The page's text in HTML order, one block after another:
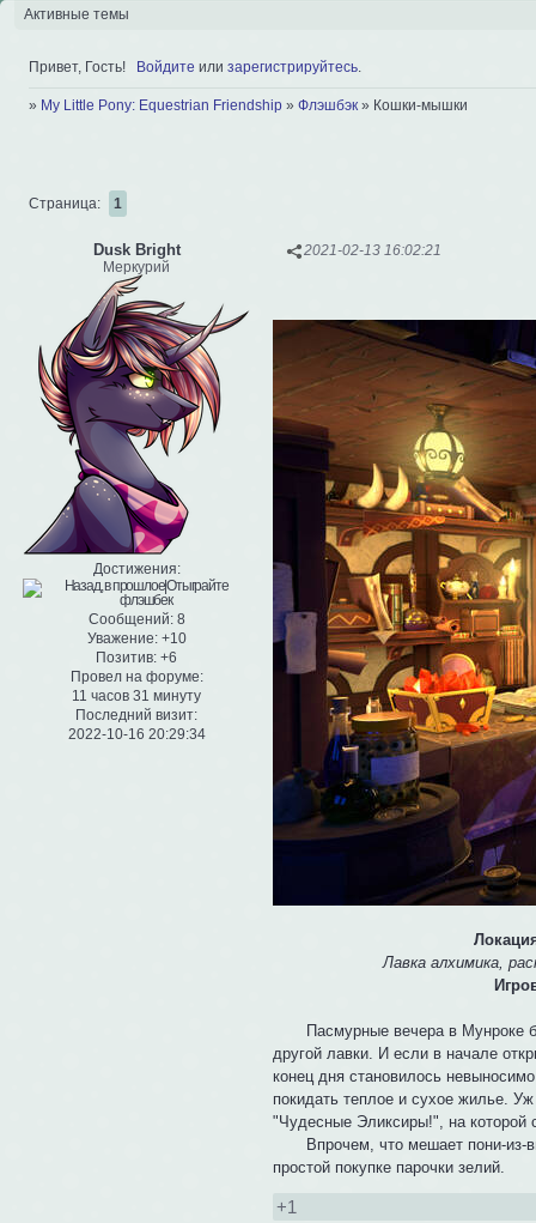
Активные темы
Привет, Гость! Войдите или зарегистрируйтесь
» My Little Pony: Equestrian Friendship » Флэшбэк » Кошки-мышки
Страница: 1
2021-02-13 16:02:21
Dusk Bright
Меркурий
Достижения:
Сообщений:8
Уважение: +10
Позитив: +6
Провел на форуме:
11 часов 31 минуту
Последний визит:
2022-10-16 20:29:34
Лавка алхимика,
Пасмурные вечера в Мунроке
другой лавки. И если в начале
конец дня становилось
покидать теплое и сухое жилье.
"Чудесные Эликсиры!", на
Впрочем, что мешает пони-из-
простой покупке парочки зелий.
+1